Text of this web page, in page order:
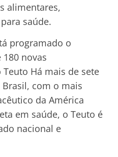
alimentares,
saúde.
programado o
novas
Há mais de sete
com o mais
da América
em saúde, o Teuto é
nacional e